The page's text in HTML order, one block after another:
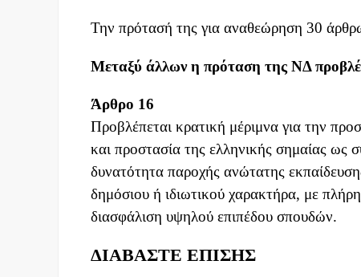
Την πρότασή της για αναθεώρηση 30
Μεταξύ άλλων η πρόταση της ΝΔ
Άρθρο 16
Προβλέπεται κρατική μέριμνα για την
και προστασία της ελληνικής σημαίας ως
δυνατότητα παροχής ανώτατης
δημόσιου ή ιδιωτικού χαρακτήρα, με
διασφάλιση υψηλού επιπέδου σπουδών.
ΔΙΑΒΑΣΤΕ ΕΠΙΣΗΣ